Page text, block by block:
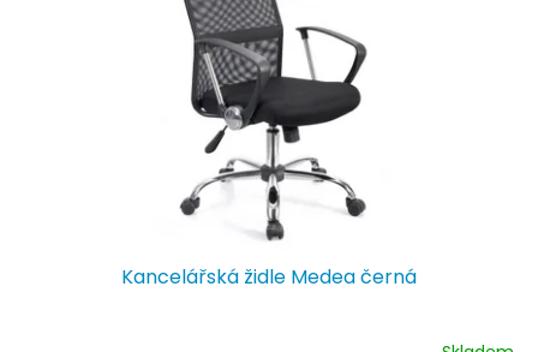
Kancelářská židle Medea černá